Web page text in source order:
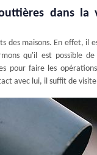
dans la
des maisons. En effet, il
qu'il est possible
pour faire les
avec lui, il suffit de